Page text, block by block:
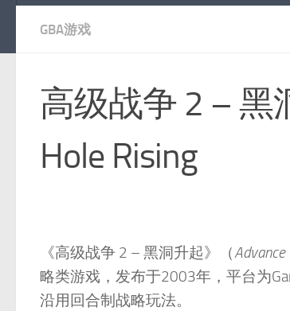
GBA游戏
高级战争 2 – 黑
Hole Rising
《高级战争 2 – 黑洞升起》（Advance
略类游戏，发布于2003年，平台为
沿用回合制战略玩法。